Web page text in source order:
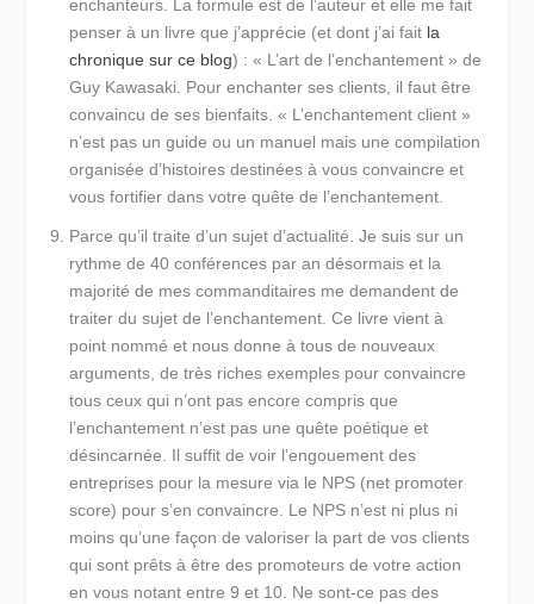
enchanteurs. La formule est de l’auteur et elle me fait
penser à un livre que j’apprécie (et dont j’ai fait la
chronique sur ce blog) : « L’art de l’enchantement » de
Guy Kawasaki. Pour enchanter ses clients, il faut être
convaincu de ses bienfaits. « L’enchantement client »
n’est pas un guide ou un manuel mais une compilation
organisée d’histoires destinées à vous convaincre et
vous fortifier dans votre quête de l’enchantement.
Parce qu’il traite d’un sujet d’actualité . Je suis sur un
rythme de 40 conférences par an désormais et la
majorité de mes commanditaires me demandent de
traiter du sujet de l’enchantement. Ce livre vient à
point nommé et nous donne à tous de nouveaux
arguments, de très riches exemples pour convaincre
tous ceux qui n’ont pas encore compris que
l’enchantement n’est pas une quête poétique et
désincarnée. Il suffit de voir l’engouement des
entreprises pour la mesure via le NPS (net promoter
score) pour s’en convaincre. Le NPS n’est ni plus ni
moins qu’une façon de valoriser la part de vos clients
qui sont prêts à être des promoteurs de votre action
en vous notant entre 9 et 10. Ne sont-ce pas des